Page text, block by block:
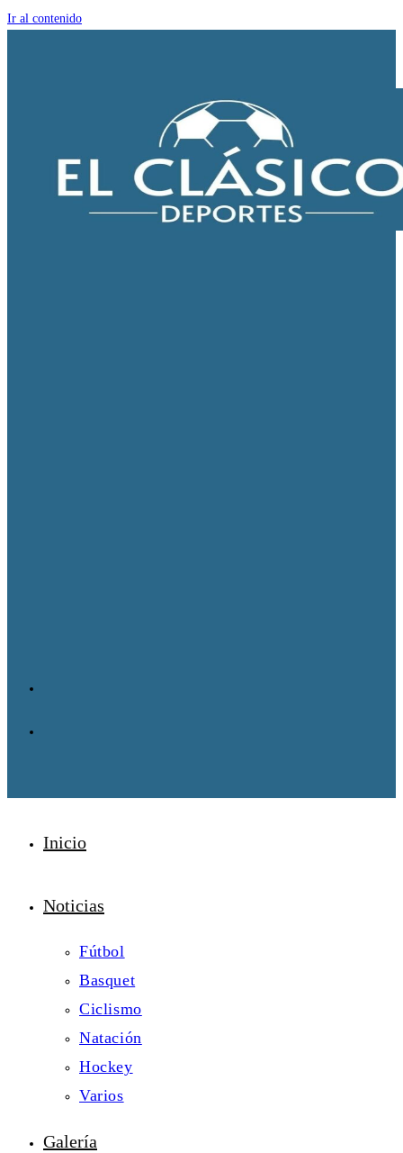
Ir al contenido
Inicio
Noticias
Fútbol
Basquet
Ciclismo
Natación
Hockey
Varios
Galería